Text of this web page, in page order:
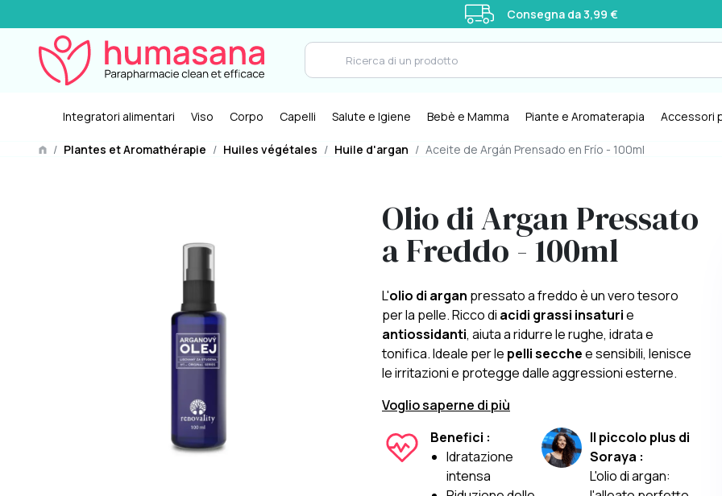
Consegna da 3,99 €
Integratori alimentari Viso Corpo Capelli Salute e Igiene Bebè e Mamma Piante e Aromaterapia Accessori
/ Plantes et Aromathérapie / Huiles végétales / Huile d'argan / Aceite de Argán Prensado en Frío - 100ml
Olio di Argan Pressato
a Freddo - 100ml
L'olio di argan pressato a freddo è un vero tesoro
per la pelle. Ricco di acidi grassi insaturie
antiossidanti, aiuta a ridurre le rughe, idrata e
tonifica. Ideale per le pelli secchee sensibili, lenisce
le irritazioni e protegge dalle aggressioni esterne.
Voglio saperne di più
Benefici :
Idratazione
intensa
Il piccolo plus di
Soraya :
L'olio di argan: